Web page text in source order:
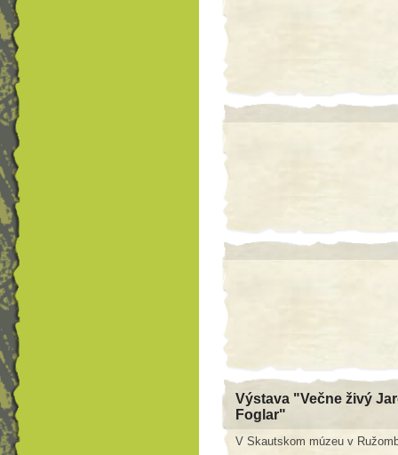
Výstava "Večne živý
Foglar"
V Skautskom múzeu v